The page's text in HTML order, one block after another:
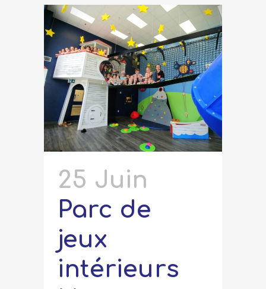
25 Juin
Parc de
jeux
intérieurs